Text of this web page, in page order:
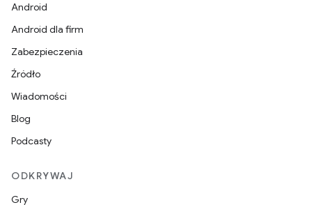
Android
Android dla firm
Zabezpieczenia
Źródło
Wiadomości
Blog
Podcasty
ODKRYWAJ
Gry